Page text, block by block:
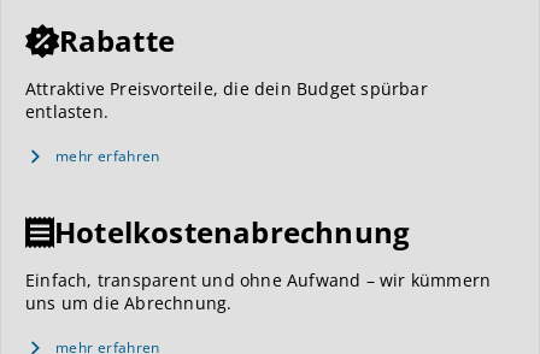
Rabatte
Attraktive Preisvorteile, die dein Budget spürbar
entlasten.
mehr erfahren
Hotelkostenabrechnung
Einfach, transparent und ohne Aufwand – wir kümmern
uns um die Abrechnung.
mehr erfahren